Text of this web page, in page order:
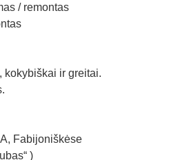
/ remontas
kokybiškai ir greitai.
Fabijoniškėse
)